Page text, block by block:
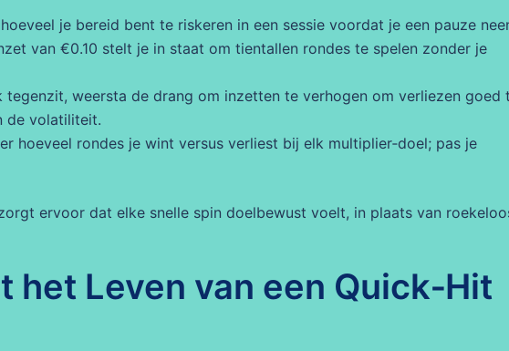
je bereid bent te riskeren in een sessie voordat je een pauze
van €0.10 stelt je in staat om tientallen rondes te spelen zonder je
tegenzit, weersta de drang om inzetten te verhogen om verliezen goed
de volatiliteit.
hoeveel rondes je wint versus verliest bij elk multiplier‑doel; pas je
ervoor dat elke snelle spin doelbewust voelt, in plaats van
het Leven van een Quick‑Hit